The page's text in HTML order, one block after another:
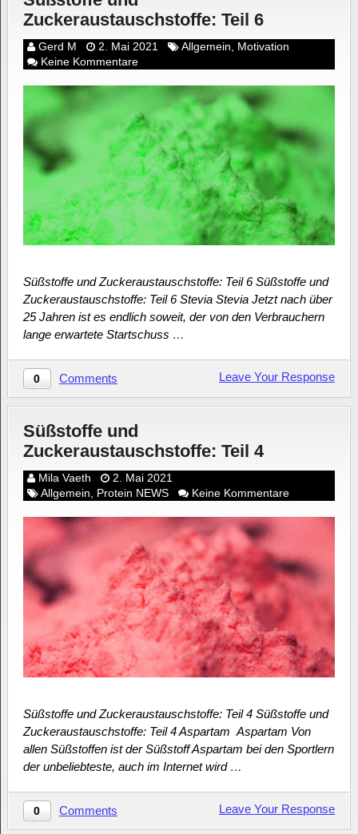
Zuckeraustauschstoffe: Teil 6
Gerd M 2. Mai 2021 Allgemein
Motivation
Keine Kommentare
Süßstoffe und Zuckeraustauschstoffe: Teil 6 Süßstoffe und
Zuckeraustauschstoffe: Teil 6 Stevia Stevia Jetzt nach über
25 Jahren ist es endlich soweit, der von den Verbrauchern
lange erwartete Startschuss …
0 Comments Leave Your Response
Süßstoffe und
Zuckeraustauschstoffe: Teil 4
Mila Vaeth
2. Mai 2021
Allgemein
Protein NEWS Keine Kommentare
Süßstoffe und Zuckeraustauschstoffe: Teil 4 Süßstoffe und
Zuckeraustauschstoffe: Teil 4 Aspartam Aspartam Von
allen Süßstoffen ist der Süßstoff Aspartam bei den Sportlern
der unbeliebteste, auch im Internet wird …
0 Comments Leave Your Response